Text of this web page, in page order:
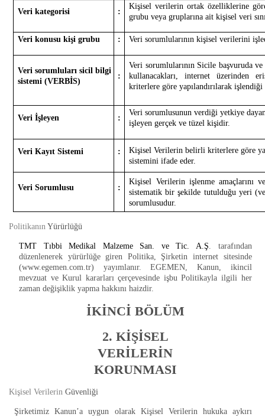
Veri kategorisi :
Kişisel verilerin ortak özelliklerine
grubu veya gruplarına ait kişisel veri
Veri konusu kişi grubu : Veri sorumlularının kişisel verilerini
Veri sorumluları sicil bilgi
sistemi (VERBİS)
:
Veri sorumlularının Sicile başvuruda
kullanacakları, internet üzerinden
kriterlere göre yapılandırılarak
Veri İşleyen :
Veri sorumlusunun verdiği yetkiye
işleyen gerçek ve tüzel kişidir.
Veri Kayıt Sistemi :
Kişisel Verilerin belirli kriterlere göre
sistemini ifade eder.
Veri Sorumlusu :
Kişisel Verilerin işlenme amaçlarını
sistematik bir şekilde tutulduğu yeri
sorumlusudur.
Politikanın Yürürlüğü
TMT Tıbbi Medikal Malzeme San. ve Tic. A.Ş. tarafından
düzenlenerek yürürlüğe giren Politika, Şirketin internet sitesinde
(www.egemen.com.tr) yayımlanır. EGEMEN, Kanun, ikincil
mevzuat ve Kurul kararları çerçevesinde işbu Politikayla ilgili her
zaman değişiklik yapma hakkını haizdir.
İKİNCİ BÖLÜM
2. KİŞİSEL
VERİLERİN
KORUNMASI
Kişisel Verilerin Güvenliği
Şirketimiz Kanun’a uygun olarak Kişisel Verilerin hukuka aykırı